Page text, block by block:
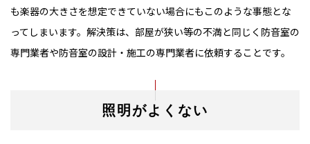
も楽器の大きさを想定できていない場合にもこのような事態とな
ってしまいます。解決策は、部屋が狭い等の不満と同じく防音室の
専門業者や防音室の設計・施工の専門業者に依頼することです。
照明がよくない